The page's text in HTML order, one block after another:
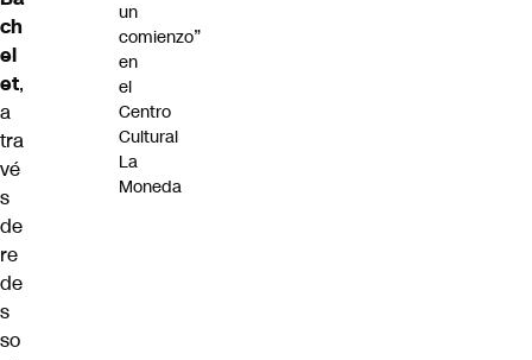
ch
el
et,
a
tra
vé
s
de
re
de
s
so
un
comienzo”
en
el
Centro
Cultural
La
Moneda